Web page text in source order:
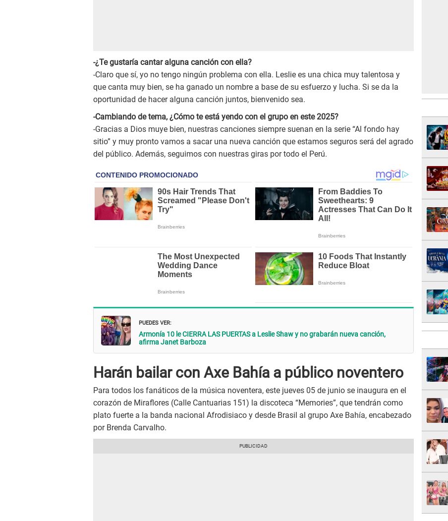
-¿Te gustaría cantar alguna canción con ella?
-Claro que sí, yo no tengo ningún problema con ella. Leslie es una chica muy talentosa y
que canta muy bien, se ha ganado un nombre a base de su esfuerzo y lucha. Si se da la
oportunidad de hacer alguna canción juntos, bienvenido sea.
-Cambiando de tema, ¿Cómo te está yendo con el grupo en este 2025?
-Gracias a Dios muye bien, nuestras canciones siempre suenan en la serie “Al fondo hay
sitio” y muy pronto vamos a sacar una nueva canción que estamos seguros será del agrado
del público. Además, seguimos con nuestras giras por todo el Perú.
PUEDES VER:
Armonía 10 le CIERRA LAS PUERTAS a Leslie Shaw y no grabarán nueva canción,
afirma Janet Barboza
Harán bailar con Axe Bahía a público noventero
Para todos los fanáticos de la música noventera, este jueves 05 de junio se inaugura en el
corazón de Miraflores (Calle Cantuarias 151) la discoteca “Memories”, que tendrán como
plato fuerte a la banda nacional Afrodisiaco y desde Brasil al grupo Axe Bahía, encabezado
por Brenda Carvalho.